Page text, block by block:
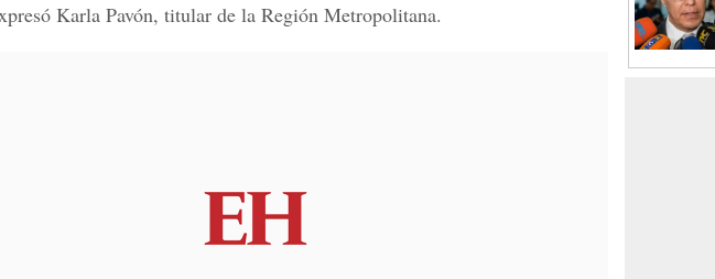
Karla Pavón, titular de la Región Metropolitana.